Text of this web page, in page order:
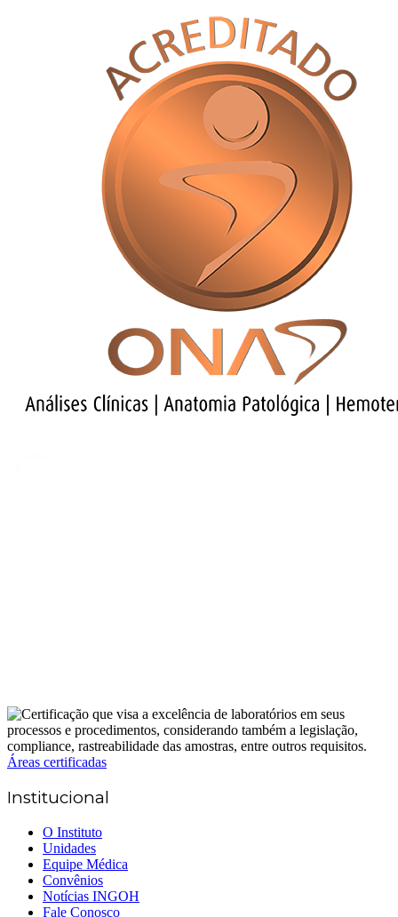
Áreas certificadas
Institucional
O Instituto
Unidades
Equipe Médica
Convênios
Notícias INGOH
Fale Conosco